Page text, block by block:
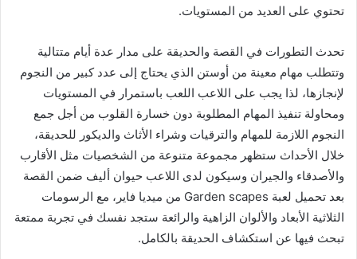
تحتوي على العديد من المستويات.
تحدث التطورات في القصة والحديقة على مدار عدة أيام متتالية
وتتطلب مهام معينة من أوستن الذي يحتاج إلى عدد كبير من النجوم
لإنجازها، لذا يجب على اللاعب اللعب باستمرار في المستويات
ومحاولة تنفيذ المهام المطلوبة دون خسارة القلوب من أجل جمع
النجوم اللازمة للمهام والترقيات وشراء الأثاث والديكور للحديقة،
خلال الأحداث ستظهر مجموعة متنوعة من الشخصيات مثل الأقارب
والأصدقاء والجيران وسيكون لدى اللاعب حيوان أليف ضمن القصة
بعد تحميل لعبة Garden scapes من ميديا فاير، مع الرسومات
الثلاثية الأبعاد والألوان الزاهية والرائعة ستجد نفسك في تجربة ممتعة
تبحث فيها عن استكشاف الحديقة بالكامل.